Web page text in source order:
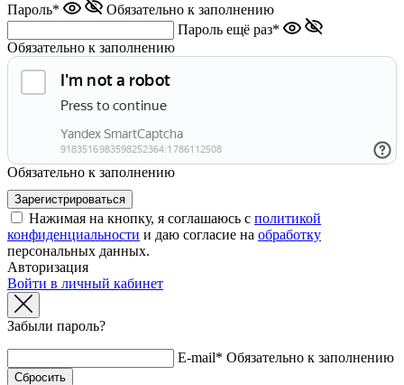
Пароль*
Обязательно к заполнению
Пароль ещё раз*
Обязательно к заполнению
Обязательно к заполнению
Нажимая на кнопку, я соглашаюсь с политикой
конфиденциальности и даю согласие на обработку
персональных данных.
Авторизация
Войти в личный кабинет
Забыли пароль?
E-mail* Обязательно к заполнению